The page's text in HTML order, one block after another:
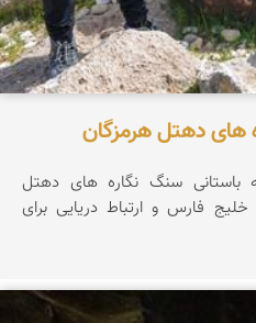
دهتل هرمزگان
سنگ نگاره های دهتل
فارس و ارتباط دریایی برای